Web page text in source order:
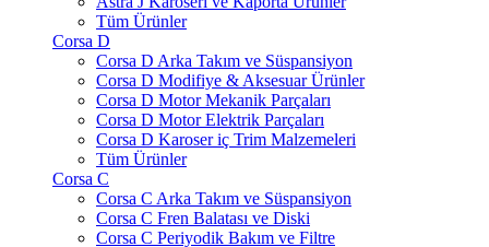
Tüm Ürünler
Corsa D
Corsa D Arka Takım ve Süspansiyon
Corsa D Modifiye & Aksesuar Ürünler
Corsa D Motor Mekanik Parçaları
Corsa D Motor Elektrik Parçaları
Corsa D Karoser iç Trim Malzemeleri
Tüm Ürünler
Corsa C
Corsa C Arka Takım ve Süspansiyon
Corsa C Fren Balatası ve Diski
Corsa C Periyodik Bakım ve Filtre